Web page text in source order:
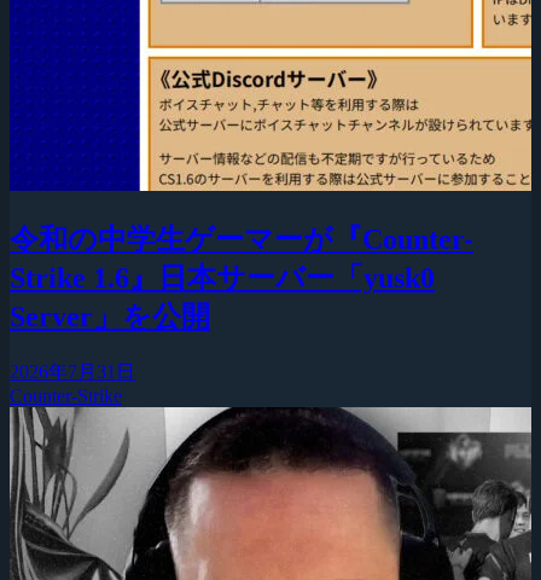
令和の中学生ゲーマーが『Counter-
Strike 1.6』日本サーバー「yusk0
Server」を公開
2026年7月31日
Counter-Strike